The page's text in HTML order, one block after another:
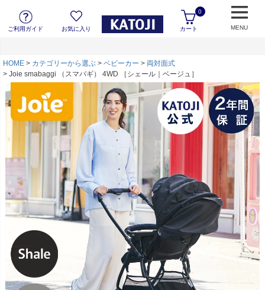
ご利用ガイド お気に入り カート
0
MENU
HOME カテゴリーから選ぶ ベビーカー
両対面式
Joie smabaggi （スマバギ） 4WD ［シェール｜ベージュ］